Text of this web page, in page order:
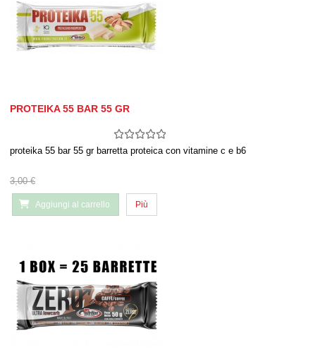
PROTEIKA 55 BAR 55 GR
proteika 55 bar 55 gr barretta proteica con vitamine c e b6
3,00 €
Aggiungi al carrello Più